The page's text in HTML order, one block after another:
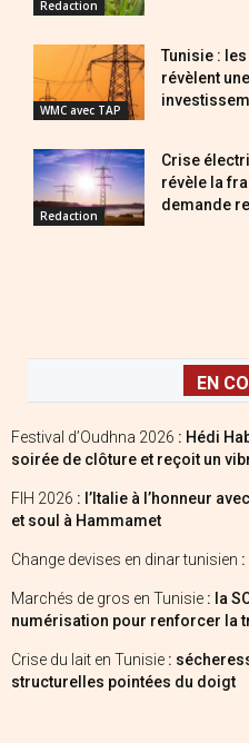
Redaction
WMC avec TAP
Tunisie :
révèlent
Redaction
Crise
révèle la
demande
EN
Festival d’Oudhna 2026 : Hédi
soirée de clôture et reçoit un
FIH 2026 : l’Italie à l’honneur
et soul à Hammamet
Change devises en dinar tunisien
Marchés de gros en Tunisie : la
numérisation pour renforcer la
Crise du lait en Tunisie :
structurelles pointées du doigt